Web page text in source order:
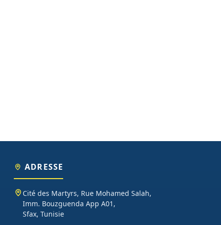
ADRESSE
Cité des Martyrs, Rue Mohamed Salah,
Imm. Bouzguenda App A01,
Sfax, Tunisie